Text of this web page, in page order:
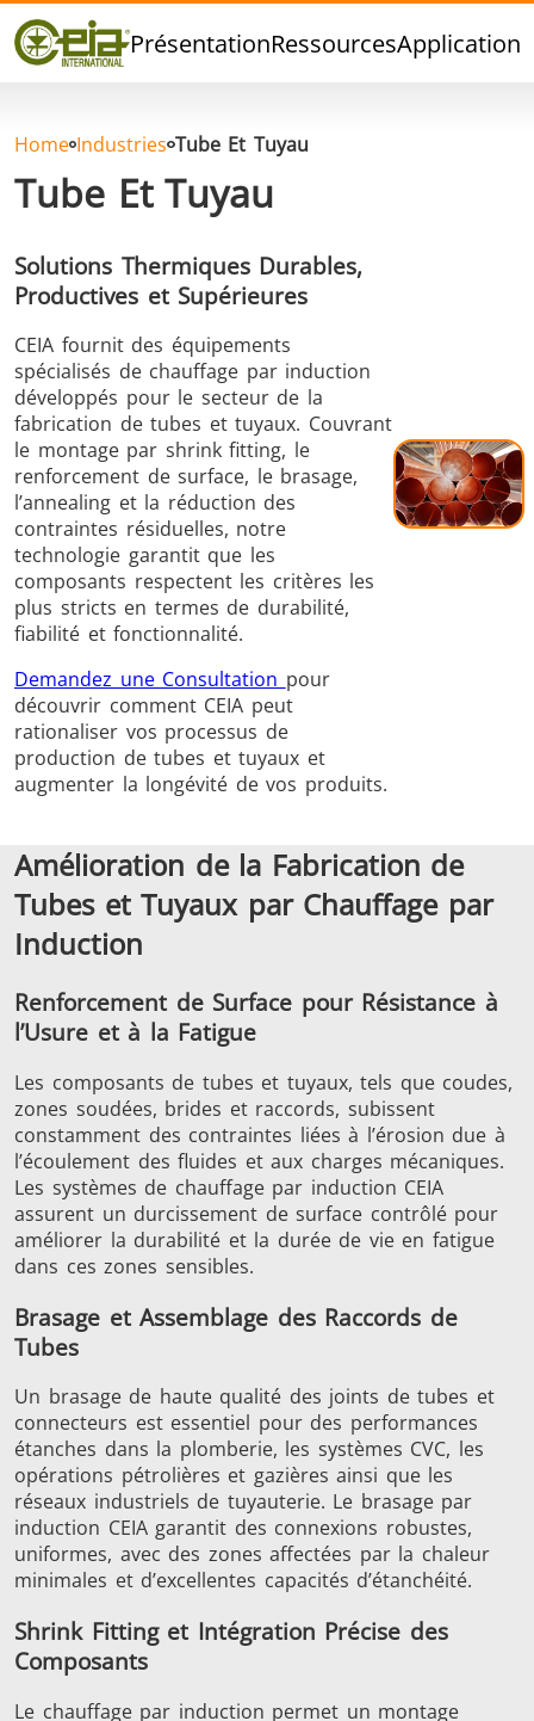
PrésentationRessourcesApplications
Qualité
Événements
Brasage Argent Brasage Etain
Brasage
Aluminium
Thermoscellage
chaud
Frettage
Générateur et
Contrôleur
Générateurs
Série SH
Têtes de
chauffe
Aérospatiale Automobile
données
Énergie verte Fil et câble
Home Industries Tube Et Tuyau
Tube Et Tuyau
Solutions Thermiques Durables,
Productives et Supérieures
CEIA fournit des équipements
spécialisés de chauffage par induction
développés pour le secteur de la
fabrication de tubes et tuyaux. Couvrant
le montage par shrink fitting, le
renforcement de surface, le brasage,
l’annealing et la réduction des
contraintes résiduelles, notre
technologie garantit que les
composants respectent les critères les
plus stricts en termes de durabilité,
fiabilité et fonctionnalité.
Demandez une Consultation pour
découvrir comment CEIA peut
rationaliser vos processus de
production de tubes et tuyaux et
augmenter la longévité de vos produits.
Amélioration de la Fabrication de
Tubes et Tuyaux par Chauffage par
Induction
Renforcement de Surface pour Résistance à
l’Usure et à la Fatigue
Les composants de tubes et tuyaux, tels que coudes,
zones soudées, brides et raccords, subissent
constamment des contraintes liées à l’érosion due à
l’écoulement des fluides et aux charges mécaniques.
Les systèmes de chauffage par induction CEIA
assurent un durcissement de surface contrôlé pour
améliorer la durabilité et la durée de vie en fatigue
dans ces zones sensibles.
Brasage et Assemblage des Raccords de
Tubes
Un brasage de haute qualité des joints de tubes et
connecteurs est essentiel pour des performances
étanches dans la plomberie, les systèmes CVC, les
opérations pétrolières et gazières ainsi que les
réseaux industriels de tuyauterie. Le brasage par
induction CEIA garantit des connexions robustes,
uniformes, avec des zones affectées par la chaleur
minimales et d’excellentes capacités d’étanchéité.
Shrink Fitting et Intégration Précise des
Composants
Le chauffage par induction permet un montage